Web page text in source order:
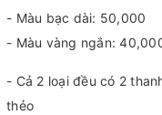
- Màu bạc dài: 50,000
- Màu vàng ngắn:
- Cả 2 loại đều có 2
thẻo